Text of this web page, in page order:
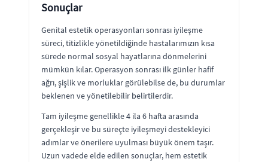
Sonuçlar
Genital estetik operasyonları sonrası iyileşme
süreci, titizlikle yönetildiğinde hastalarımızın kısa
sürede normal sosyal hayatlarına dönmelerini
mümkün kılar. Operasyon sonrası ilk günler hafif
ağrı, şişlik ve morluklar görülebilse de, bu durumlar
beklenen ve yönetilebilir belirtilerdir.
Tam iyileşme genellikle 4 ila 6 hafta arasında
gerçekleşir ve bu süreçte iyileşmeyi destekleyici
adımlar ve önerilere uyulması büyük önem taşır.
Uzun vadede elde edilen sonuçlar, hem estetik